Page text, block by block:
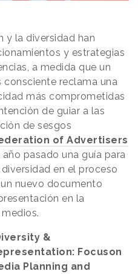
y la diversidad han
y estrategias
a medida que un
reclama una
más comprometidas
de guiar a las
de sesgos
of Advertisers
pasado una guía para
en el proceso
nuevo documento
en la
&
Focuson
Planning and